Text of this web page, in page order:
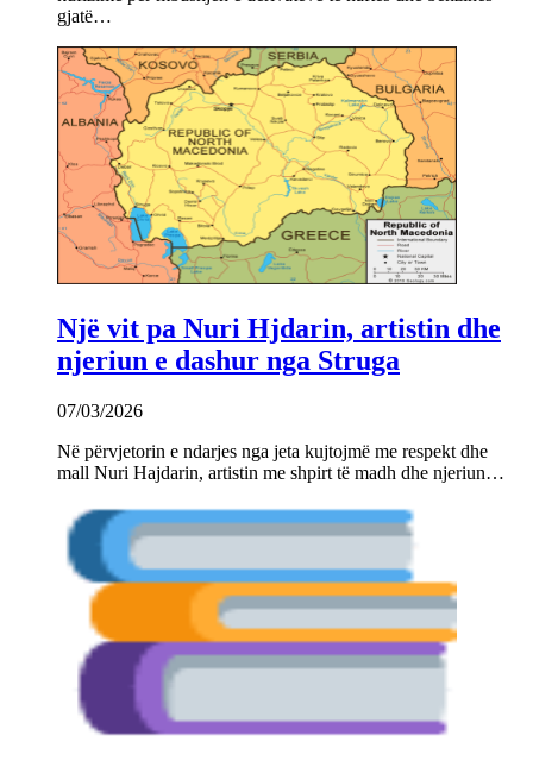
gjatë…
Një vit pa Nuri Hjdarin, artistin dhe
njeriun e dashur nga Struga
07/03/2026
Në përvjetorin e ndarjes nga jeta kujtojmë me respekt dhe
mall Nuri Hajdarin, artistin me shpirt të madh dhe njeriun…